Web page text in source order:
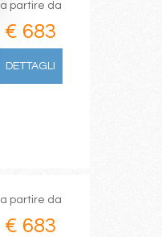
a partire da
€ 683
DETTAGLI
a partire da
€ 683